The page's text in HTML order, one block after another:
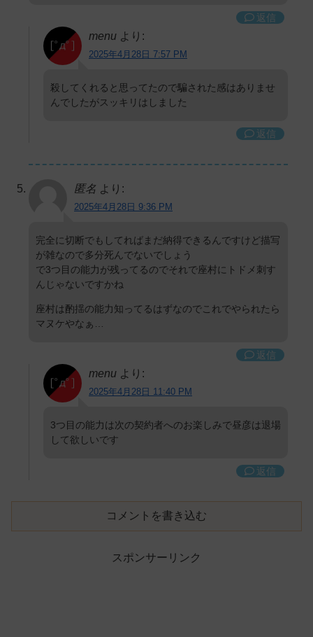
返信
menu より:
2025年4月28日 7:57 PM
殺してくれると思ってたので騙された感はありませ
んでしたがスッキリはしました
返信
匿名 より:
2025年4月28日 9:36 PM
完全に切断でもしてればまだ納得できるんですけど描写
が雑なので多分死んでないでしょう
で3つ目の能力が残ってるのでそれで座村にトドメ刺す
んじゃないですかね
座村は酌揺の能力知ってるはずなのでこれでやられたら
マヌケやなぁ…
返信
menu より:
2025年4月28日 11:40 PM
3つ目の能力は次の契約者へのお楽しみで昼彦は退場
して欲しいです
返信
コメントを書き込む
スポンサーリンク